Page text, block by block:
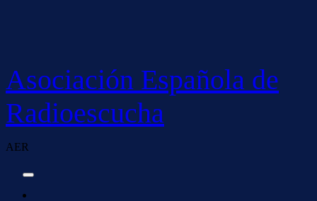
Asociación Española de
Radioescucha
AER